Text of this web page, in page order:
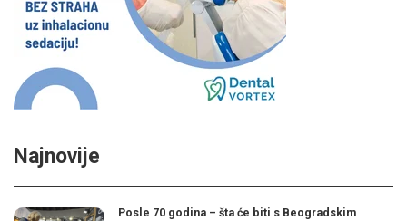
Najnovije
Posle 70 godina – šta će biti s Beogradskim